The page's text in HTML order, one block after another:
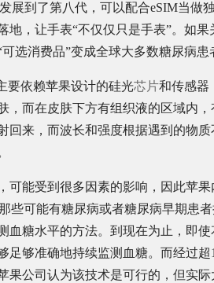
展到了第八代，可以配合eSIM当做
地，让手表“不仅仅只是手表”。如
选消费品”变成全球大多数糖尿病患
要依赖苹果设计的硅光芯片和传感器
，而在皮肤下方有组织液的区域内
回来，而波长和强度根据遇到的物
可能受到很多因素的影响，因此苹
些可能有糖尿病或者糖尿病早期患
血糖水平的方法。到现在为止，即
足够准确地持续监测血糖。而经过
果公司认为该技术是可行的，但实